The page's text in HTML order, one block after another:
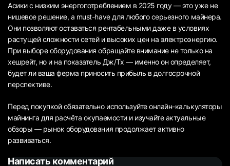
Асики с низким энергопотреблением в 2025 году — это уже не
нишевое решение, а must-have для любого серьезного майнера.
Они позволяют оставаться рентабельными даже в условиях
растущей сложности сетей и высоких цен на электроэнергию.
При выборе оборудования обращайте внимание не только на
хешрейт, но и на показатель Дж/Тх — именно он определяет,
будет ли ваша ферма приносить прибыль в долгосрочной
перспективе.
Перед покупкой обязательно используйте онлайн-калькуляторы
майнинга для расчёта окупаемости и изучайте актуальные
обзоры — рынок оборудования продолжает активно
развиваться.
Написать комментарий